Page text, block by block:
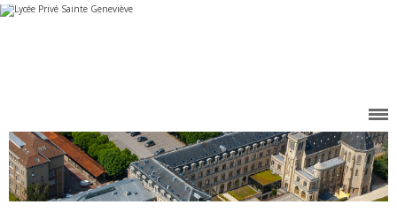
Aller
au
Outils
personnels